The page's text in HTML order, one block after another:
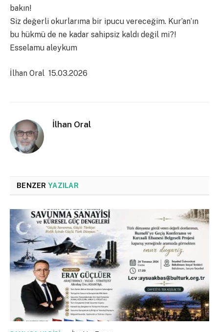
bakın!
Siz değerli okurlarıma bir ipucu vereceğim. Kur’an’ın
bu hükmü de ne kadar sahipsiz kaldı değil mi?!
Esselamu aleykum
İlhan Oral 15.03.2026
İlhan Oral
BENZER YAZILAR